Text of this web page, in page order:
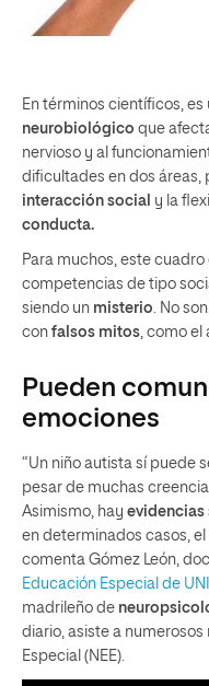
En términos científicos,
neurobiológico que
nervioso y al
dificultades en dos áreas,
interacción social y la
conducta.
Para muchos, este
competencias de tipo
siendo un misterio. No
con falsos mitos, como el
Pueden
emociones
“Un niño autista sí puede
pesar de muchas
Asimismo, hay evidencias
en determinados casos,
comenta Gómez León,
Educación Especial de
madrileño de
diario, asiste a
Especial (NEE).